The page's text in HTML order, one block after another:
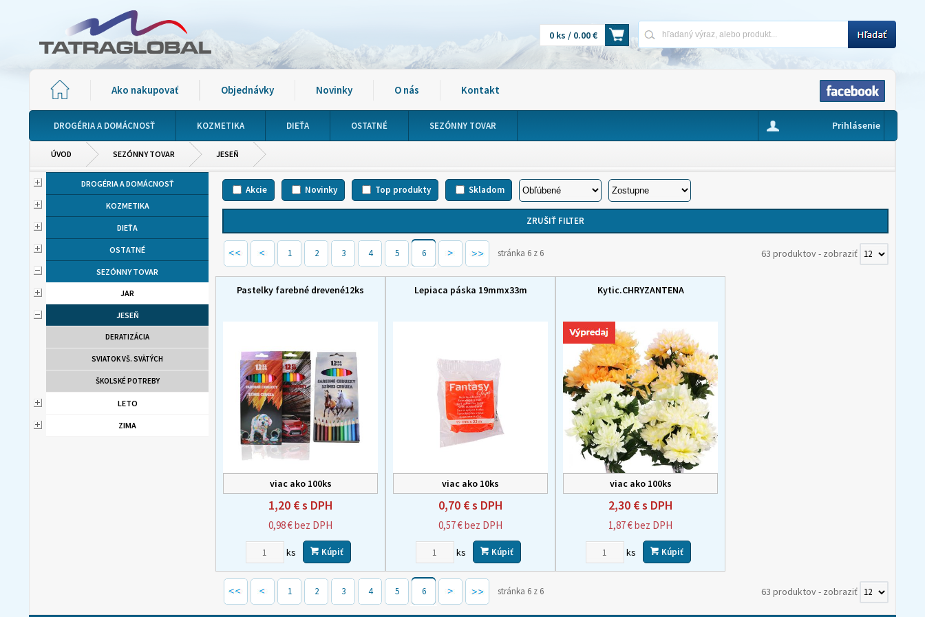
0 ks / 0.00 €
Ako nakupovať Objednávky Novinky O nás Kontakt
DROGÉRIA A DOMÁCNOSŤ KOZMETIKA DIEŤA OSTATNÉ SEZÓNNY TOVAR Prihlásenie
ÚVOD SEZÓNNY TOVAR JESEŇ
DROGÉRIA A DOMÁCNOSŤ
KOZMETIKA
DIEŤA
OSTATNÉ
SEZÓNNY TOVAR
JAR
JESEŇ
DERATIZÁCIA
SVIATOK VŠ. SVÄTÝCH
ŠKOLSKÉ POTREBY
LETO
ZIMA
Akcie Novinky Top produkty Skladom
1 2 3 4 5 6 stránka 6 z 6 63 produktov- zobraziť
Pastelky farebné drevené12ks
viac ako 100ks
1,20 €s DPH
0,98 €bez DPH
ks Kúpiť
Lepiaca páska 19mmx33m
viac ako 10ks
0,70 €s DPH
0,57 €bez DPH
ks Kúpiť
Kytic.CHRYZANTENA
viac ako 100ks
2,30 €s DPH
1,87 €bez DPH
ks Kúpiť
1 2 3 4 5 6 stránka 6 z 6 63 produktov- zobraziť